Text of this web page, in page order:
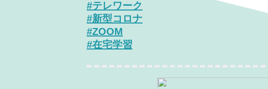
#テレワーク
#新型コロナ
#ZOOM
#在宅学習